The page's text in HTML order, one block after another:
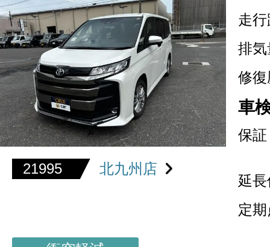
21995 北九州店
走
排気
修復
車
保証
延
定